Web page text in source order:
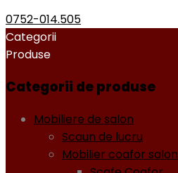
0752-014.505
Categorii
Produse
Categorii de produse
Mobiliere de salon
Scaun de lucru
Mobilier coafor salon